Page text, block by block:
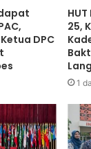
DPC
25,
1